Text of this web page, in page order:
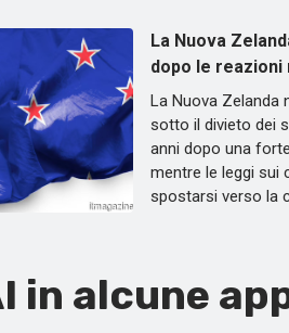
La Nuova
dopo le reazioni
La Nuova Zelanda
sotto il divieto dei
anni dopo una
mentre le leggi sui
spostarsi verso la
in alcune